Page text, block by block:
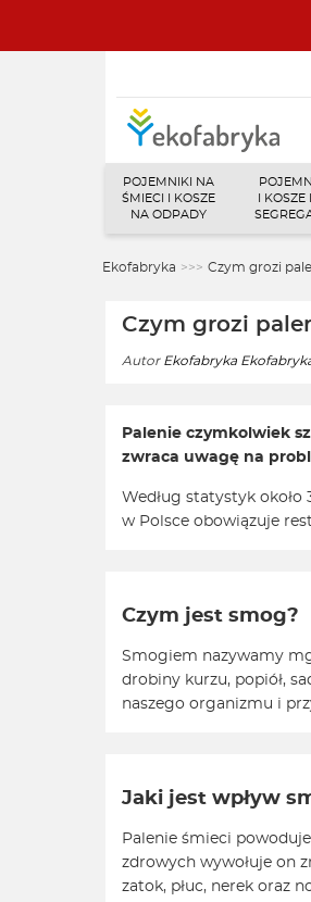
POJEMNIKI NA
ŚMIECI I KOSZE
NA ODPADY
I KOSZE
Ekofabryka >>> Czym grozi
Czym grozi
Autor Ekofabryka
Palenie czymkolwiek
zwraca uwagę na
Według statystyk
w Polsce obowiązuje
Czym jest smog?
Smogiem nazywamy
drobiny kurzu, popiół,
naszego organizmu i
Jaki jest wpływ
Palenie śmieci
zdrowych wywołuje on
zatok, płuc, nerek oraz